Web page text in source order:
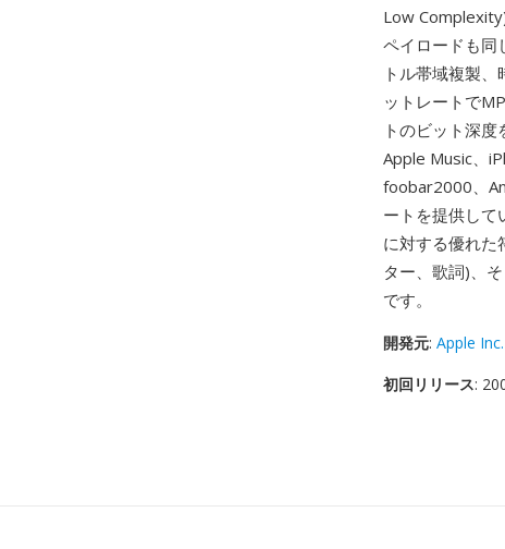
Low
ペイロードも同
トル帯域複製
ットレートで
トのビット深度
Apple Music、
foobar2000、
ートを提供し
に対する優れた
ター、歌詞)、
です。
開発元: Apple Inc.
初回リリース: